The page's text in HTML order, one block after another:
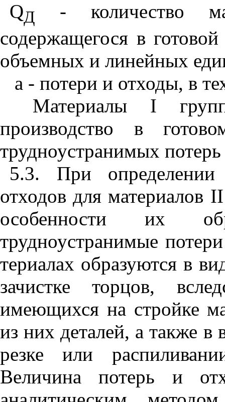
QД
- количество
содержащегося в
объемных и линей­ных
а - потери и отходы, в
Материалы I
производство в
трудноустранимых
5.3. При определении
отходов для материалов
особенности их
трудноустранимые
териалах образуются в
зачистке торцов,
имеющихся на стройке
из них деталей, а также
резке или
Величина потерь и